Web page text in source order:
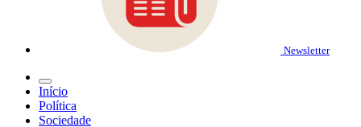
Newsletter
Início
Política
Sociedade